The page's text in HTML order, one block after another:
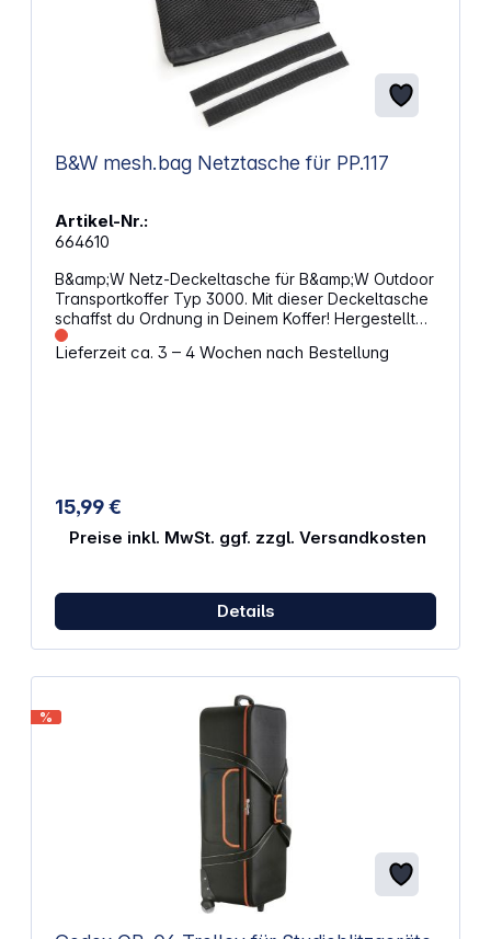
B&W mesh.bag Netztasche für PP.117
Artikel-Nr.:
664610
B&amp;W Netz-Deckeltasche für B&amp;W Outdoor
Transportkoffer Typ 3000. Mit dieser Deckeltasche
schaffst du Ordnung in Deinem Koffer! Hergestellt
aus Netzmaterial bietet diese Deckeltasche die
Möglichkeit zur Aufbewahrung von Kleinteilen wie
Lieferzeit ca. 3 – 4 Wochen nach Bestellung
15,99 €
Preise inkl. MwSt. ggf. zzgl. Versandkosten
Details
%